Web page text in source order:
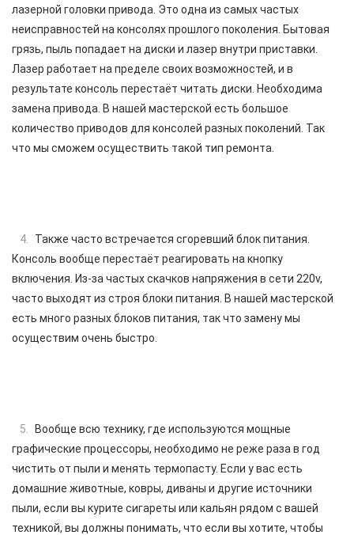
лазерной головки привода. Это одна из самых частых
неисправностей на консолях прошлого поколения. Бытовая
грязь, пыль попадает на диски и лазер внутри приставки.
Лазер работает на пределе своих возможностей, и в
результате консоль перестаёт читать диски. Необходима
замена привода. В нашей мастерской есть большое
количество приводов для консолей разных поколений. Так
что мы сможем осуществить такой тип ремонта.
Также часто встречается сгоревший блок питания.
Консоль вообще перестаёт реагировать на кнопку
включения. Из-за частых скачков напряжения в сети 220v,
часто выходят из строя блоки питания. В нашей мастерской
есть много разных блоков питания, так что замену мы
осуществим очень быстро.
Вообще всю технику, где используются мощные
графические процессоры, необходимо не реже раза в год
чистить от пыли и менять термопасту. Если у вас есть
домашние животные, ковры, диваны и другие источники
пыли, если вы курите сигареты или кальян рядом с вашей
техникой, вы должны понимать, что если вы хотите, чтобы